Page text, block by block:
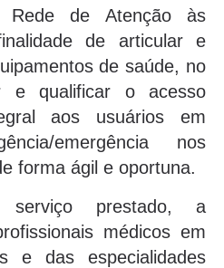
Rede de Atenção às
de articular e
de saúde, no
e qualificar o acesso
aos usuários em
emergência nos
forma ágil e oportuna.
prestado, a
médicos em
e das especialidades